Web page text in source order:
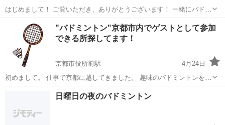
はじめまして！ ご覧いただき、ありがとうございます！ 一緒にバドミ
ントンをしていただける方を募集しています😊 みんなでゆるく楽しめ
ればと思っています✨ ８月2日 15時〜17時 京都市内の体育館で
す！ お問い合わいただ...
京都市 バドミントン 一緒に
"バドミントン"京都市内でゲストとして参加
できる所探してます！
京都市役所前駅
4月24日
初めまして。 仕事で京都に越してきました。 趣味のバドミントンを続
けたいのですが 勤務の都合上 平日の夜 参加できる バドミントンチ
ームを探しています。 バドミントン歴は5年ほどである程度打てて ロ
ーテーション等も大丈夫か...
京都市 京都市役所前駅 バドミントン
日曜日の夜のバドミントン